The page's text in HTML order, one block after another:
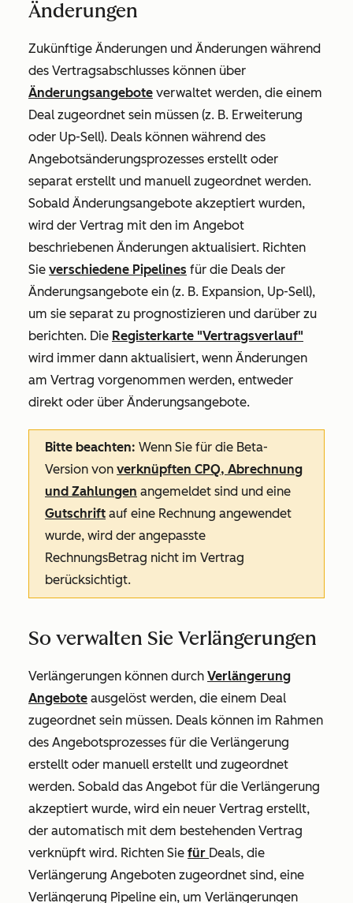
Änderungen
Zukünftige Änderungen und Änderungen während
des Vertragsabschlusses können über
Änderungsangebote verwaltet werden, die einem
Deal zugeordnet sein müssen (z. B. Erweiterung
oder Up-Sell). Deals können während des
Angebotsänderungsprozesses erstellt oder
separat erstellt und manuell zugeordnet werden.
Sobald Änderungsangebote akzeptiert wurden,
wird der Vertrag mit den im Angebot
beschriebenen Änderungen aktualisiert. Richten
Sie verschiedene Pipelines für die Deals der
Änderungsangebote ein (z. B. Expansion, Up-Sell),
um sie separat zu prognostizieren und darüber zu
berichten. Die Registerkarte "Vertragsverlauf"
wird immer dann aktualisiert, wenn Änderungen
am Vertrag vorgenommen werden, entweder
direkt oder über Änderungsangebote.
Bitte beachten: Wenn Sie für die Beta-
Version von verknüpften CPQ, Abrechnung
und Zahlungen angemeldet sind und eine
Gutschrift auf eine Rechnung angewendet
wurde, wird der angepasste
RechnungsBetrag nicht im Vertrag
berücksichtigt.
So verwalten Sie Verlängerungen
Verlängerungen können durch Verlängerung
Angebote ausgelöst werden, die einem Deal
zugeordnet sein müssen. Deals können im Rahmen
des Angebotsprozesses für die Verlängerung
erstellt oder manuell erstellt und zugeordnet
werden. Sobald das Angebot für die Verlängerung
akzeptiert wurde, wird ein neuer Vertrag erstellt,
der automatisch mit dem bestehenden Vertrag
verknüpft wird. Richten Sie für Deals, die
Verlängerung Angeboten zugeordnet sind, eine
Verlängerung Pipeline ein, um Verlängerungen